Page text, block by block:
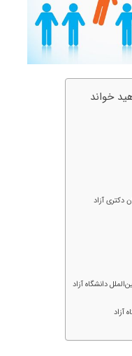
خواند
دکتری آزاد
دانشگاه آزاد